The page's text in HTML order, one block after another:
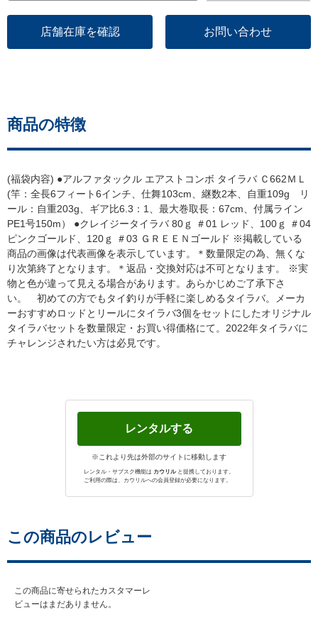
店舗在庫を確認 お問い合わせ
商品の特徴
(福袋内容) ●アルファタックル エアストコンボ タイラバ Ｃ662ＭＬ
(竿：全長6フィート6インチ、仕舞103cm、継数2本、自重109g リ
ール：自重203g、ギア比6.3：1、最大巻取長：67cm、付属ライン
PE1号150m） ●クレイジータイラバ 80ｇ ＃01 レッド、100ｇ ＃04
ピンクゴールド、120ｇ ＃03 ＧＲＥＥＮゴールド ※掲載している
商品の画像は代表画像を表示しています。＊数量限定の為、無くな
り次第終了となります。＊返品・交換対応は不可となります。 ※実
物と色が違って見える場合があります。あらかじめご了承下さ
い。 初めての方でもタイ釣りが手軽に楽しめるタイラバ。メーカ
ーおすすめロッドとリールにタイラバ3個をセットにしたオリジナル
タイラバセットを数量限定・お買い得価格にて。2022年タイラバに
チャレンジされたい方は必見です。
レンタルする
※これより先は外部のサイトに移動します
レンタル・サブスク機能は カウリルと提携しております。
ご利用の際は、カウリルへの会員登録が必要になります。
この商品のレビュー
この商品に寄せられたカスタマーレ
ビューはまだありません。